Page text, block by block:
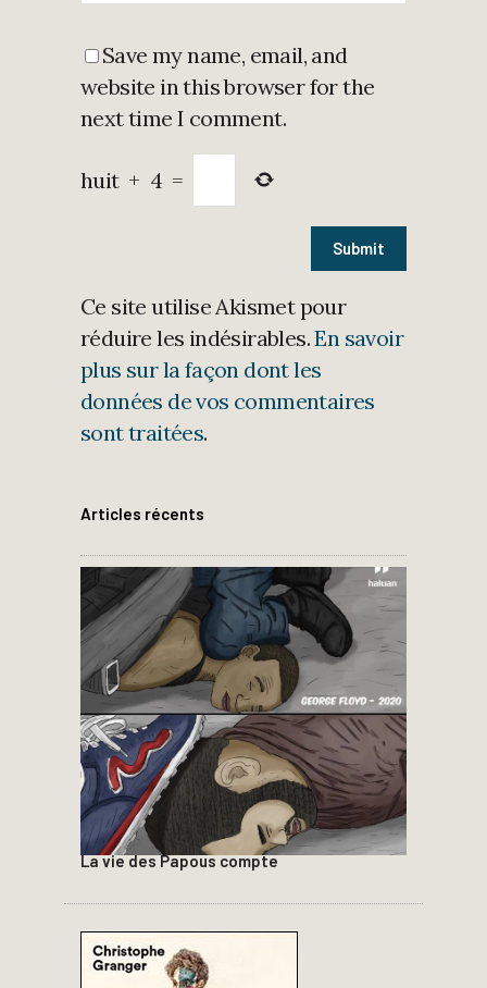
Save my name, email, and
website in this browser for the
next time I comment.
huit + 4 =
Ce site utilise Akismet pour
réduire les indésirables.En savoir
plus sur la façon dont les
données de vos commentaires
sont traitées.
Articles récents
La vie des Papous compte